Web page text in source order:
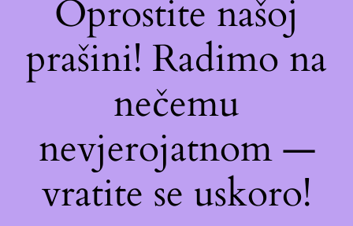
Oprostite našoj
prašini! Radimo na
nečemu
nevjerojatnom —
vratite se uskoro!